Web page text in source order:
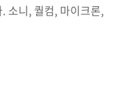
소니, 퀄컴, 마이크론,